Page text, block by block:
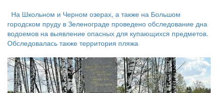
На Школьном и Черном озерах, а также на Большом
городском пруду в Зеленограде проведено обследование дна
водоемов на выявление опасных для купающихся предметов.
Обследовалась также территория пляжа